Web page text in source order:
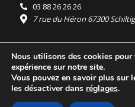
03 88 26 26 26
7 rue du Héron 67300
Horaires :
HUMANIS : du lundi au
Ordidocaz : du lundi au vendredi
© 2025 HUMANIS, tous droits
Licence Creative
Nous utilisons des cookies
expérience sur notre site.
Vous pouvez en savoir plus sur
les désactiver dans réglages.